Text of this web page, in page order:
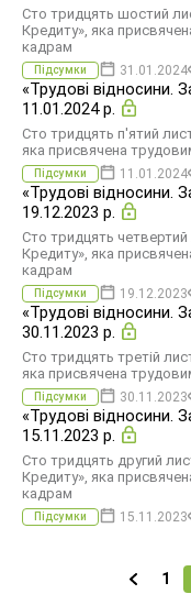
Сто тридцять шостий
Кредиту», яка
кадрам
Підсумки 31.01.2024
«Трудові відносини.
11.01.2024 р.
Сто тридцять п'ятий
яка присвячена
Підсумки 11.01.2024
«Трудові відносини.
19.12.2023 р.
Сто тридцять
Кредиту», яка
кадрам
Підсумки 19.12.2023
«Трудові відносини.
30.11.2023 р.
Сто тридцять третій
яка присвячена
Підсумки 30.11.2023
«Трудові відносини.
15.11.2023 р.
Сто тридцять другий
Кредиту», яка
кадрам
Підсумки 15.11.2023
1